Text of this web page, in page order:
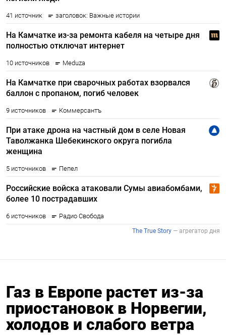
Газ в Европе растет из-за
приостановок в Норвегии,
холодов и слабого ветра